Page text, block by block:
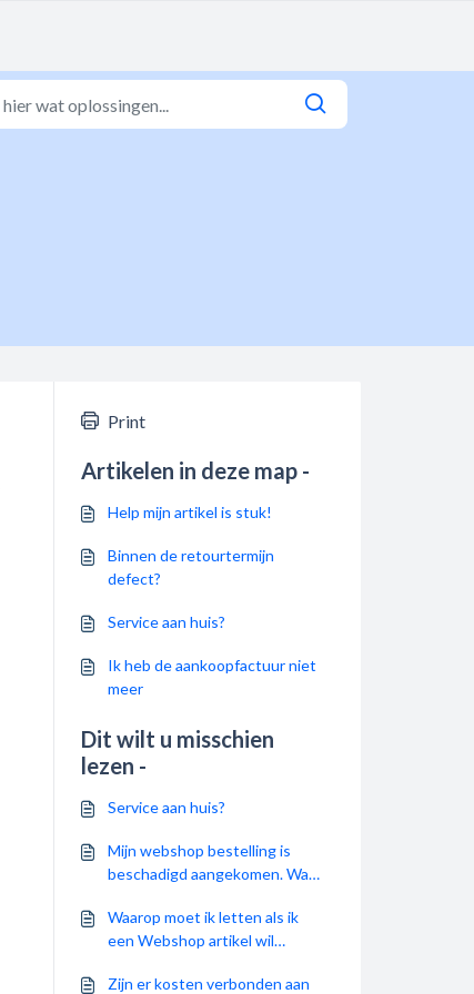
Print
Artikelen in deze map -
Help mijn artikel is stuk!
Binnen de retourtermijn
defect?
Service aan huis?
Ik heb de aankoopfactuur niet
meer
Dit wilt u misschien
lezen -
Service aan huis?
Mijn webshop bestelling is
beschadigd aangekomen. Wat
Waarop moet ik letten als ik
een Webshop artikel wil
Zijn er kosten verbonden aan